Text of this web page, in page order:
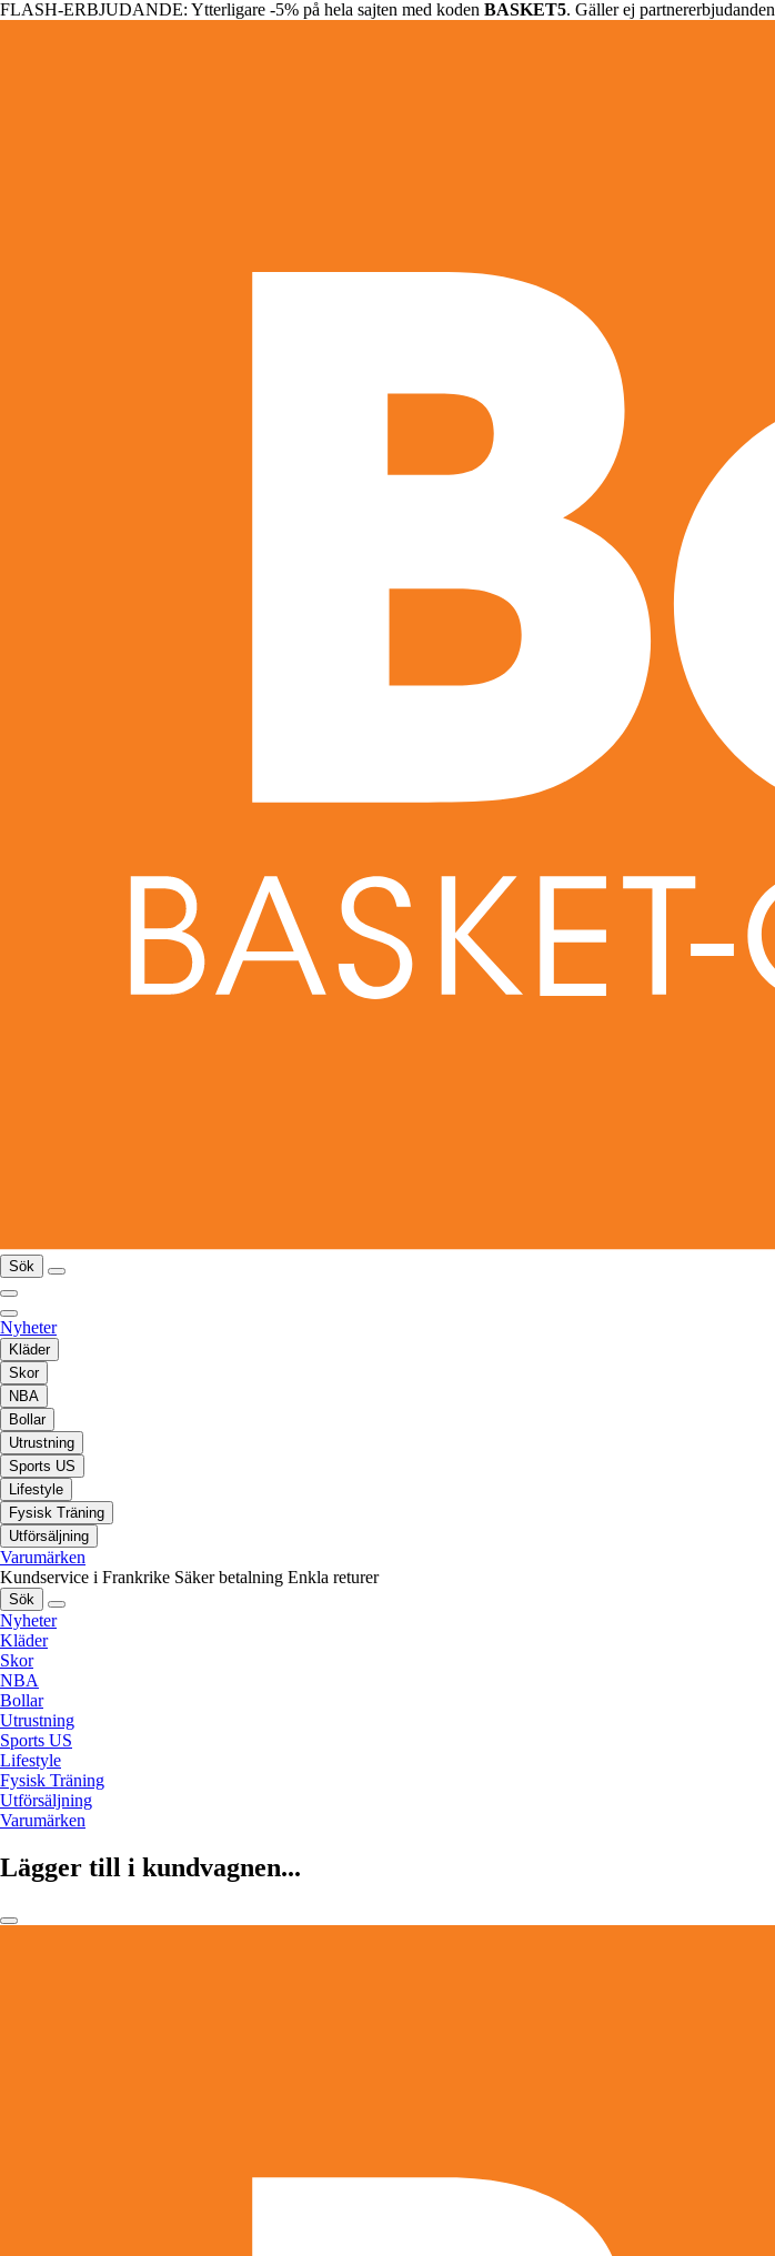
FLASH-ERBJUDANDE: Ytterligare -5% på hela sajten med koden BASKET5. Gäller ej partnererbjudanden
Sök
Nyheter
Kläder
Skor
NBA
Bollar
Utrustning
Sports US
Lifestyle
Fysisk Träning
Utförsäljning
Varumärken
Kundservice i Frankrike Säker betalning Enkla returer
Sök
Nyheter
Kläder
Skor
NBA
Bollar
Utrustning
Sports US
Lifestyle
Fysisk Träning
Utförsäljning
Varumärken
Lägger till i kundvagnen...